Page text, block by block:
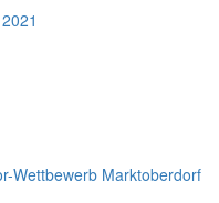
Wettbewerb Marktoberdorf